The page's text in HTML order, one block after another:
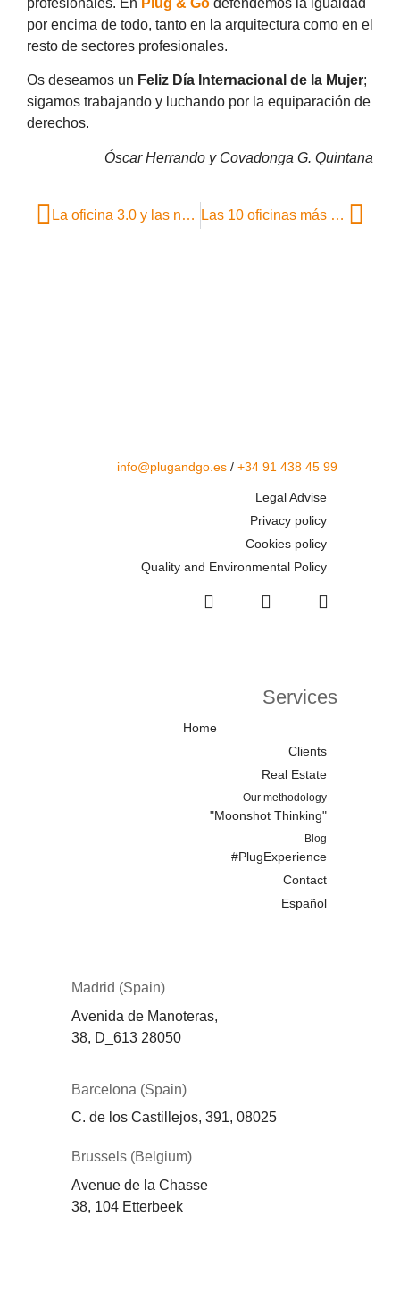
profesionales. En Plug & Go defendemos la igualdad
por encima de todo, tanto en la arquitectura como en el
resto de sectores profesionales.
Os deseamos un Feliz Día Internacional de la Mujer;
sigamos trabajando y luchando por la equiparación de
derechos.
Óscar Herrando y Covadonga G. Quintana
La oficina 3.0 y las nuevas tecnologías se aúnan para lograr una mayor productividad y conciliación Las 10 oficinas más creativas de 2016
Madrid (Spain)
Avenida de Manoteras,
38, D_613 28050
Barcelona (Spain)
C. de los Castillejos, 391, 08025
Brussels (Belgium)
Avenue de la Chasse
38, 104 Etterbeek
Services
Home
Clients
Real Estate
Our methodology
"Moonshot Thinking"
Blog
#PlugExperience
Contact
Español
info@plugandgo.es / +34 91 438 45 99
Legal Advise
Privacy policy
Cookies policy
Quality and Environmental Policy